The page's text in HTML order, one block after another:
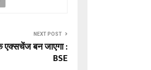
NEXT POST
एक्सचेंज बन जाएगा :
BSE